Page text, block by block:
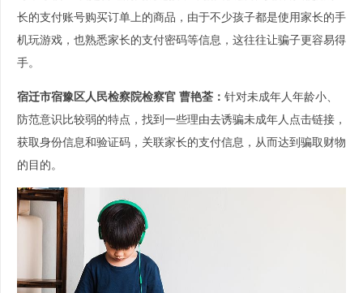
长的支付账号购买订单上的商品，由于不少孩子都是使用家长的手
机玩游戏，也熟悉家长的支付密码等信息，这往往让骗子更容易得
手。
宿迁市宿豫区人民检察院检察官 曹艳荃： 针对未成年人年龄小、
防范意识比较弱的特点，找到一些理由去诱骗未成年人点击链接，
获取身份信息和验证码，关联家长的支付信息，从而达到骗取财物
的目的。